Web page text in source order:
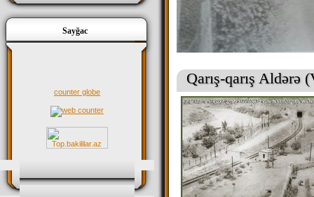
Sayğac
counter globe
Qarış-qarış Aldərə